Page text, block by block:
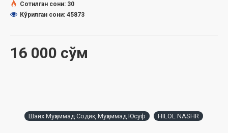
шаънига мақтов сўзларини айтишдир.
таолога ҳамд ва шукр сўзларини тил билан айтиб, дил билан
тасдиқлашдан иборатдир.
бурчларига айлантирилган амалларни ихлос билан бажариш
16 000 сўм
Сотилган сони: 30
Кўрилган сони: 45873
Шайх Муҳаммад Содиқ Муҳаммад Юсуф HILOL NASHR